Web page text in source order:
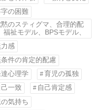
の困難
のスティグマ、合理的配
福祉モデル、BPSモデル、
感
件の肯定的配慮
心理学
育児の孤独
己一致
自己肯定感
の気持ち